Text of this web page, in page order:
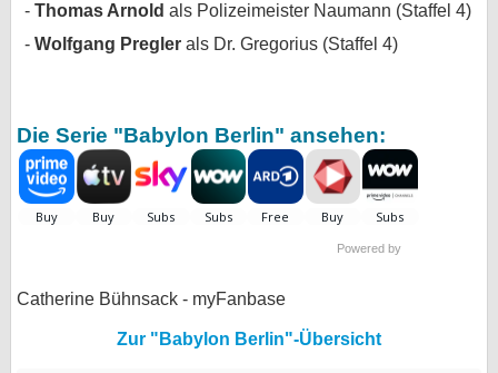
Thomas Arnold als Polizeimeister Naumann (Staffel 4)
Wolfgang Pregler als Dr. Gregorius (Staffel 4)
Die Serie "Babylon Berlin" ansehen:
Powered by
Catherine Bühnsack - myFanbase
Zur "Babylon Berlin"-Übersicht